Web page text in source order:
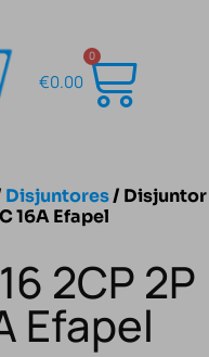
€0.00
0
Disjuntores/ Disjuntor
16A Efapel
2CP 2P
Efapel